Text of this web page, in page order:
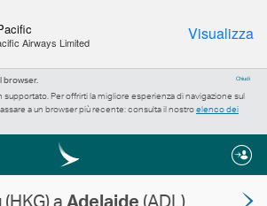
Airways Limited Visualizza
Chiudi
browser.
supportato. Per offrirti la migliore esperienza di navigazione sul
a un browser più recente: consulta il nostroelenco dei
(HKG) aAdelaide (ADL)